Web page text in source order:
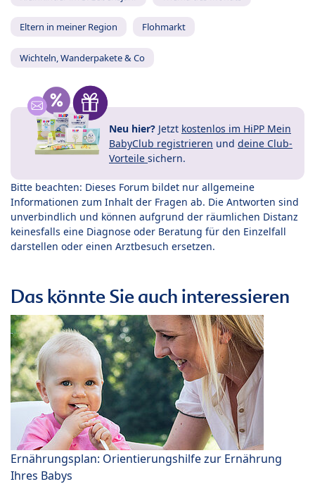
Eltern in meiner Region Flohmarkt
Wichteln, Wanderpakete & Co
Neu hier? Jetzt kostenlos im HiPP Mein
BabyClub registrieren und deine Club-
Vorteile sichern.
Bitte beachten: Dieses Forum bildet nur allgemeine
Informationen zum Inhalt der Fragen ab. Die Antworten sind
unverbindlich und können aufgrund der räumlichen Distanz
keinesfalls eine Diagnose oder Beratung für den Einzelfall
darstellen oder einen Arztbesuch ersetzen.
Das könnte Sie auch interessieren
Ernährungsplan: Orientierungshilfe zur Ernährung
Ihres Babys